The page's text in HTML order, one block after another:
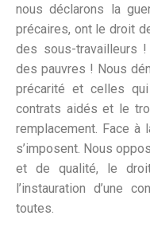
nous déclarons la
précaires, ont le droit
des sous-travailleurs
des pauvres ! Nous
précarité et celles qui
contrats aidés et le
remplacement. Face à
s’imposent. Nous
et de qualité, le
l’instauration d’une
toutes.